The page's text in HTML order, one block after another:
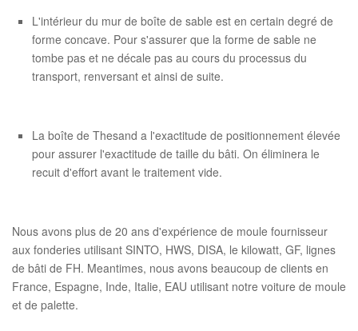
L'intérieur du mur de boîte de sable est en certain degré de
forme concave. Pour s'assurer que la forme de sable ne
tombe pas et ne décale pas au cours du processus du
transport, renversant et ainsi de suite.
La boîte de Thesand a l'exactitude de positionnement élevée
pour assurer l'exactitude de taille du bâti. On éliminera le
recuit d'effort avant le traitement vide.
Nous avons plus de 20 ans d'expérience de moule fournisseur
aux fonderies utilisant SINTO, HWS, DISA, le kilowatt, GF, lignes
de bâti de FH. Meantimes, nous avons beaucoup de clients en
France, Espagne, Inde, Italie, EAU utilisant notre voiture de moule
et de palette.